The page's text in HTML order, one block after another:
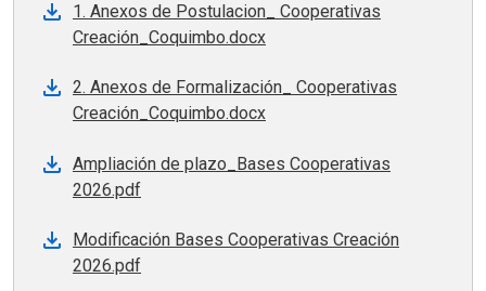
1. Anexos de Postulacion_ Cooperativas
Creación_Coquimbo.docx
2. Anexos de Formalización_ Cooperativas
Creación_Coquimbo.docx
Ampliación de plazo_Bases Cooperativas
2026.pdf
Modificación Bases Cooperativas Creación
2026.pdf